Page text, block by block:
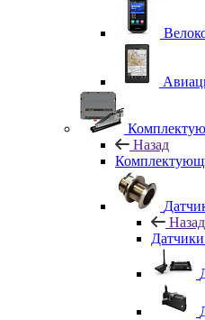
Назад
Назад